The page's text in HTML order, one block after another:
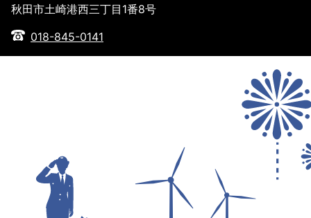
秋田市土崎港西三丁目1番8号
018-845-0141